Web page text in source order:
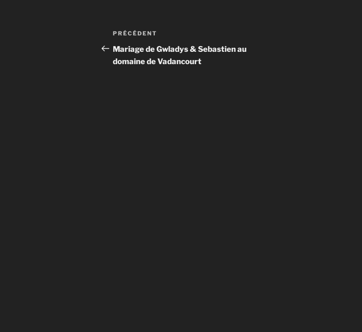
Navigation
de
l’article
Article
précédent
PRÉCÉDENT
Mariage de Gwladys & Sebastien au
domaine de Vadancourt